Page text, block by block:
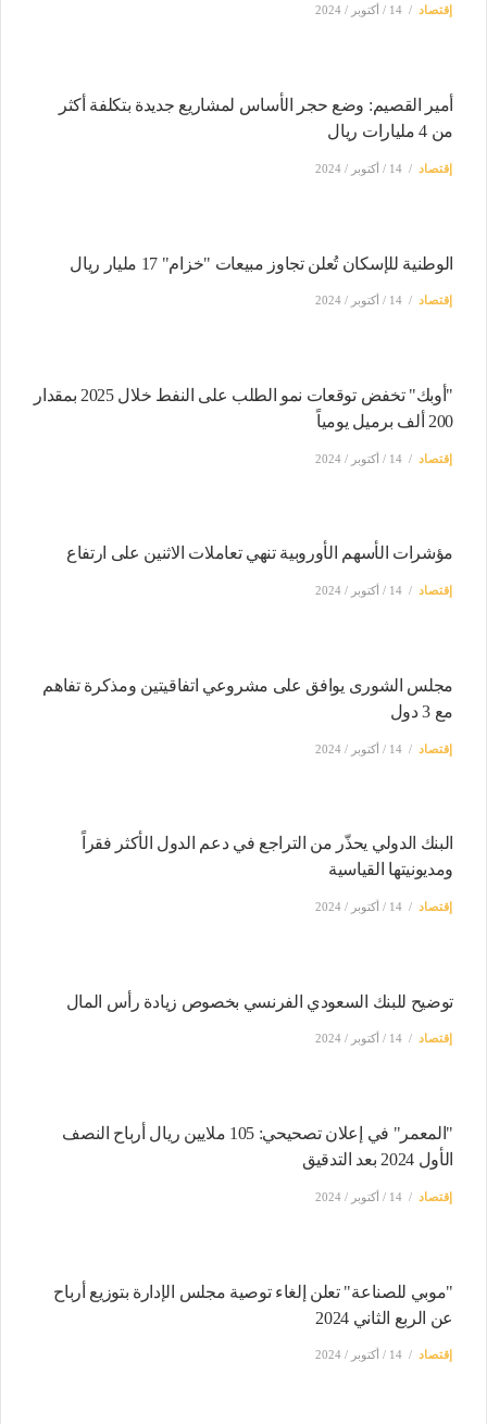
إقتصاد 14 / أكتوبر / 2024
أمير القصيم: وضع حجر الأساس لمشاريع جديدة بتكلفة أكثر
من 4 مليارات ريال
إقتصاد 14 / أكتوبر / 2024
الوطنية للإسكان تُعلن تجاوز مبيعات "خزام" 17 مليار ريال
إقتصاد 14 / أكتوبر / 2024
"أوبك" تخفض توقعات نمو الطلب على النفط خلال 2025 بمقدار
200 ألف برميل يومياً
إقتصاد 14 / أكتوبر / 2024
مؤشرات الأسهم الأوروبية تنهي تعاملات الاثنين على ارتفاع
إقتصاد 14 / أكتوبر / 2024
مجلس الشورى يوافق على مشروعي اتفاقيتين ومذكرة تفاهم
مع 3 دول
إقتصاد 14 / أكتوبر / 2024
البنك الدولي يحذّر من التراجع في دعم الدول الأكثر فقراً
ومديونيتها القياسية
إقتصاد 14 / أكتوبر / 2024
توضيح للبنك السعودي الفرنسي بخصوص زيادة رأس المال
إقتصاد 14 / أكتوبر / 2024
"المعمر" في إعلان تصحيحي: 105 ملايين ريال أرباح النصف
الأول 2024 بعد التدقيق
إقتصاد 14 / أكتوبر / 2024
"موبي للصناعة" تعلن إلغاء توصية مجلس الإدارة بتوزيع أرباح
عن الربع الثاني 2024
إقتصاد 14 / أكتوبر / 2024